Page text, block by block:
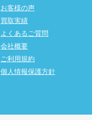
お客様の声
買取実績
よくあるご質問
会社概要
ご利用規約
個人情報保護方針